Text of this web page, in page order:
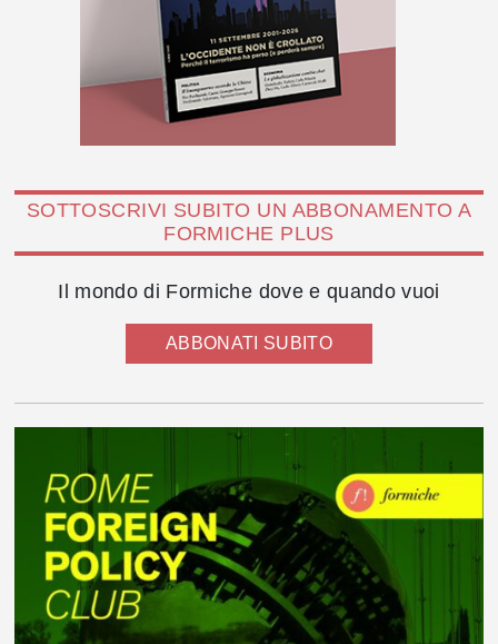
SOTTOSCRIVI SUBITO UN ABBONAMENTO A
FORMICHE PLUS
Il mondo di Formiche dove e quando vuoi
ABBONATI SUBITO